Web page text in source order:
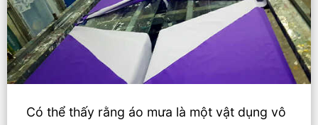
Có thể thấy rằng áo mưa là một vật dụng vô